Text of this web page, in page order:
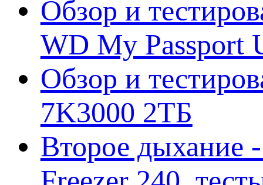
Обзор и
WD My Passport
Обзор и
7K3000 2ТБ
Второе дыхание